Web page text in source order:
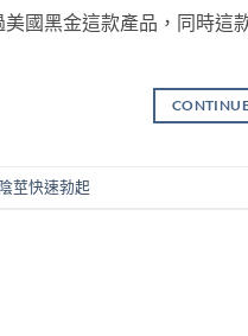
國黑金這款產品，同時這
陰莖快速勃起